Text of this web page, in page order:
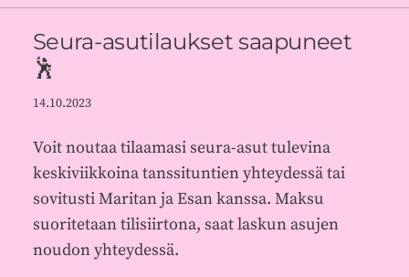
Seura-asutilaukset saapuneet
🕺
14.10.2023
Voit noutaa tilaamasi seura-asut tulevina
keskiviikkoina tanssituntien yhteydessä tai
sovitusti Maritan ja Esan kanssa. Maksu
suoritetaan tilisiirtona, saat laskun asujen
noudon yhteydessä.